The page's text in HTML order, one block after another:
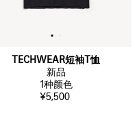
TECHWEAR短袖T恤
新品
1种颜色
¥5,500